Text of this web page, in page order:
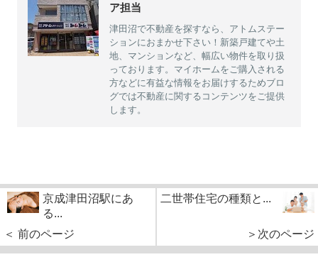
ア担当
津田沼で不動産を探すなら、アトムステー
ションにおまかせ下さい！新築戸建てや土
地、マンションなど、幅広い物件を取り扱
っております。マイホームをご購入される
方などに有益な情報をお届けするためブロ
グでは不動産に関するコンテンツをご提供
します。
京成津田沼駅にあ
る...
＜ 前のページ
二世帯住宅の種類と...
＞次のページ